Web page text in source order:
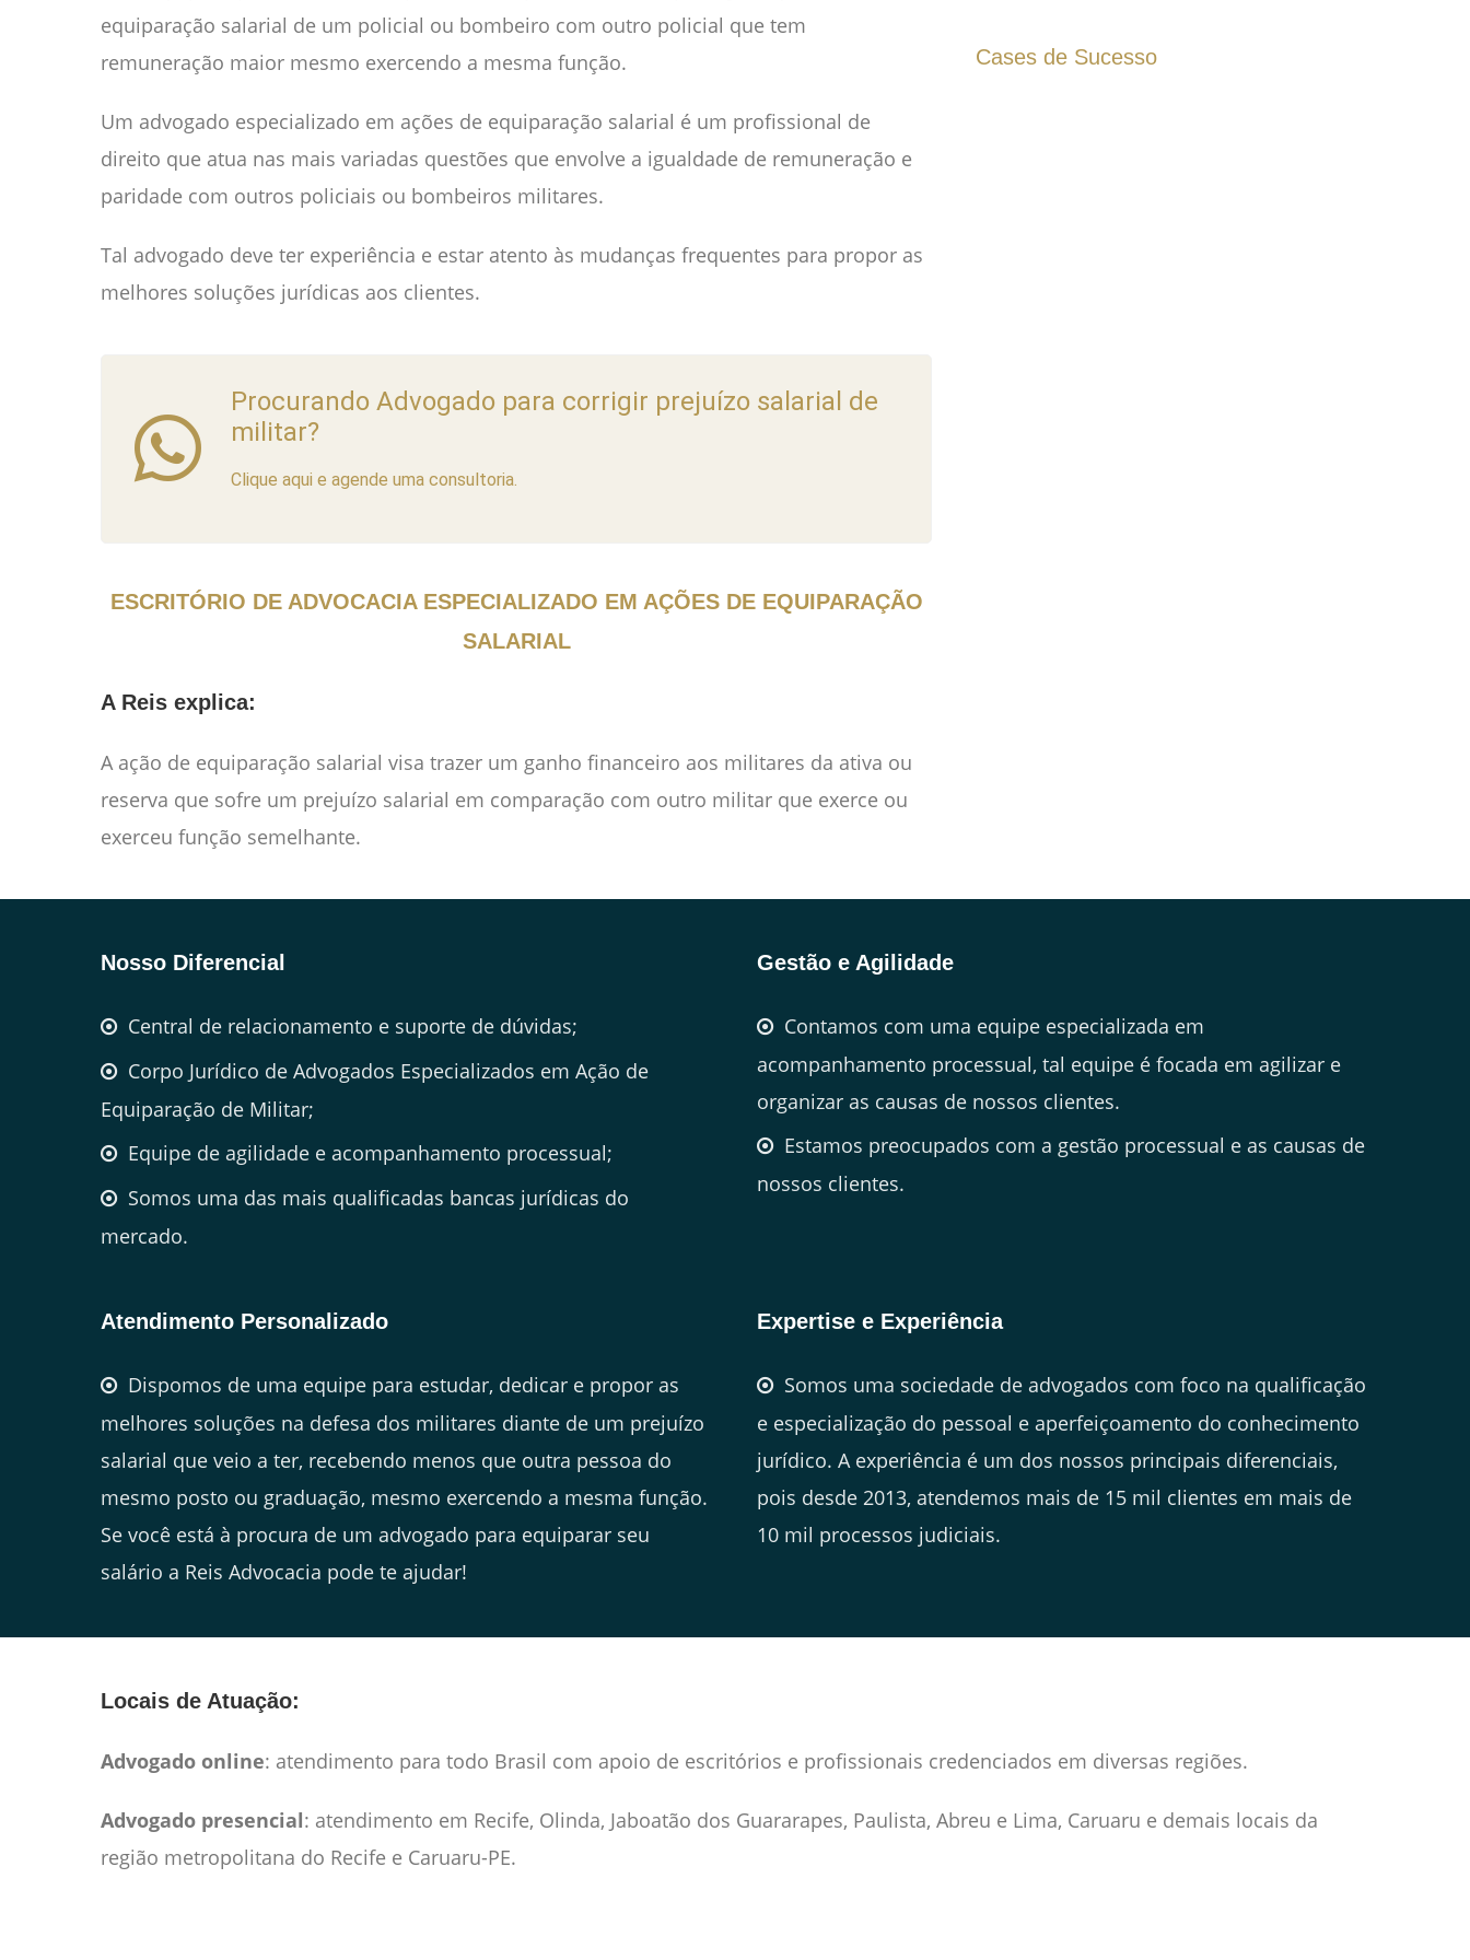
equiparação salarial de um policial ou bombeiro com outro policial que tem
remuneração maior mesmo exercendo a mesma função.
Um advogado especializado em ações de equiparação salarial é um profissional de
direito que atua nas mais variadas questões que envolve a igualdade de remuneração e
paridade com outros policiais ou bombeiros militares.
Tal advogado deve ter experiência e estar atento às mudanças frequentes para propor as
melhores soluções jurídicas aos clientes.
Procurando Advogado para corrigir prejuízo salarial de
militar?
Clique aqui e agende uma consultoria.
ESCRITÓRIO DE ADVOCACIA ESPECIALIZADO EM AÇÕES DE EQUIPARAÇÃO
SALARIAL
A Reis explica:
A ação de equiparação salarial visa trazer um ganho financeiro aos militares da ativa ou
reserva que sofre um prejuízo salarial em comparação com outro militar que exerce ou
exerceu função semelhante.
Cases de Sucesso
Nosso Diferencial
Central de relacionamento e suporte de dúvidas;
Corpo Jurídico de Advogados Especializados em Ação de
Equiparação de Militar;
Equipe de agilidade e acompanhamento processual;
Somos uma das mais qualificadas bancas jurídicas do
mercado.
Gestão e Agilidade
Contamos com uma equipe especializada em
acompanhamento processual, tal equipe é focada em agilizar e
organizar as causas de nossos clientes.
Estamos preocupados com a gestão processual e as causas de
nossos clientes.
Atendimento Personalizado
Dispomos de uma equipe para estudar, dedicar e propor as
melhores soluções na defesa dos militares diante de um prejuízo
salarial que veio a ter, recebendo menos que outra pessoa do
mesmo posto ou graduação, mesmo exercendo a mesma função.
Se você está à procura de um advogado para equiparar seu
salário a Reis Advocacia pode te ajudar!
Expertise e Experiência
Somos uma sociedade de advogados com foco na qualificação
e especialização do pessoal e aperfeiçoamento do conhecimento
jurídico. A experiência é um dos nossos principais diferenciais,
pois desde 2013, atendemos mais de 15 mil clientes em mais de
10 mil processos judiciais.
Locais de Atuação:
Advogado online: atendimento para todo Brasil com apoio de escritórios e profissionais credenciados em diversas regiões.
Advogado presencial: atendimento em Recife, Olinda, Jaboatão dos Guararapes, Paulista, Abreu e Lima, Caruaru e demais locais da
região metropolitana do Recife e Caruaru-PE.